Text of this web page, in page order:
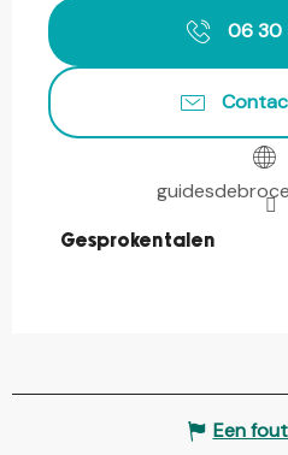
06 30
Gesproken talen
Gesproken talen
Een